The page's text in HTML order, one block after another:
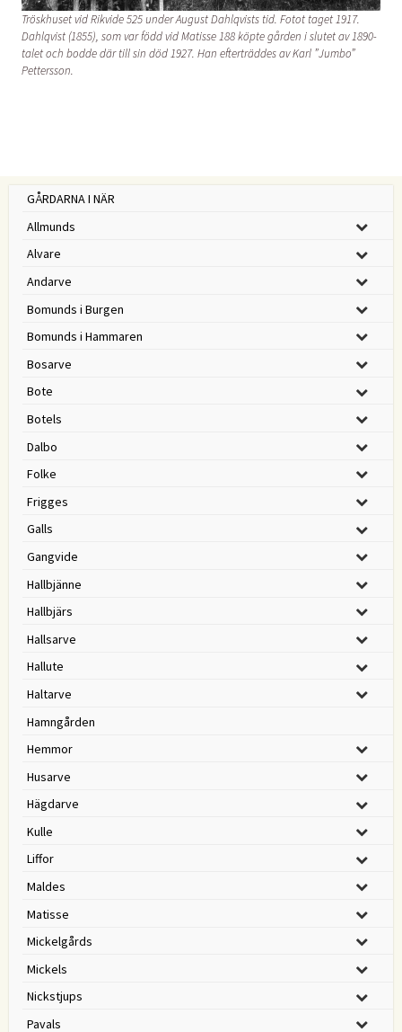
Tröskhuset vid Rikvide 525 under August Dahlqvists tid. Fotot taget 1917.
Dahlqvist (1855), som var född vid Matisse 188 köpte gården i slutet av 1890-
talet och bodde där till sin död 1927. Han efterträddes av Karl ”Jumbo”
Pettersson.
GÅRDARNA I NÄR
Allmunds
Alvare
Andarve
Bomunds i Burgen
Bomunds i Hammaren
Bosarve
Bote
Botels
Dalbo
Folke
Frigges
Galls
Gangvide
Hallbjänne
Hallbjärs
Hallsarve
Hallute
Haltarve
Hamngården
Hemmor
Husarve
Hägdarve
Kulle
Liffor
Maldes
Matisse
Mickelgårds
Mickels
Nickstjups
Pavals